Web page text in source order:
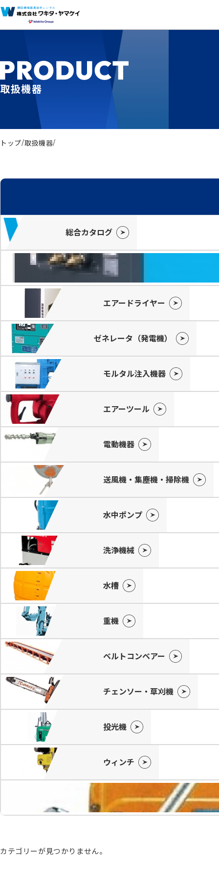
取扱機器
トップ 取扱機器
総合カタログ
エアードライヤー
ゼネレータ（発電機）
モルタル注入機器
エアーツール
電動機器
送風機・集塵機・掃除機
水中ポンプ
洗浄機械
水槽
重機
ベルトコンベアー
チェンソー・草刈機
投光機
ウィンチ
カテゴリーが見つかりません。